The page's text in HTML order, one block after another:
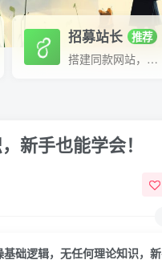
招募站长 推荐
搭建同款网站，自己当老板
新手也能学会！
础逻辑，无任何理论知识，新